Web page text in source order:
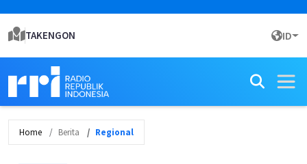
TAKENGON ID
Home Berita Regional